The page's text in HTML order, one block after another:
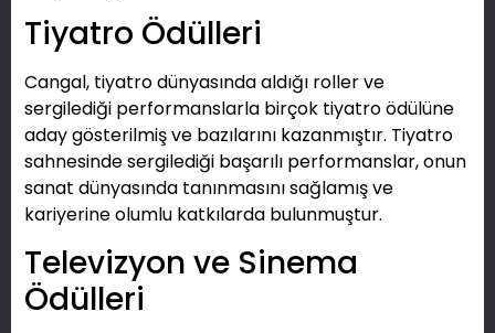
Tiyatro Ödülleri
Cangal, tiyatro dünyasında aldığı roller ve
sergilediği performanslarla birçok tiyatro ödülüne
aday gösterilmiş ve bazılarını kazanmıştır. Tiyatro
sahnesinde sergilediği başarılı performanslar, onun
sanat dünyasında tanınmasını sağlamış ve
kariyerine olumlu katkılarda bulunmuştur.
Televizyon ve Sinema
Ödülleri